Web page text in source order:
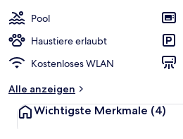
Pool
Haustiere erlaubt
Kostenloses WLAN
Alle anzeigen
Wichtigste Merkmale (4)